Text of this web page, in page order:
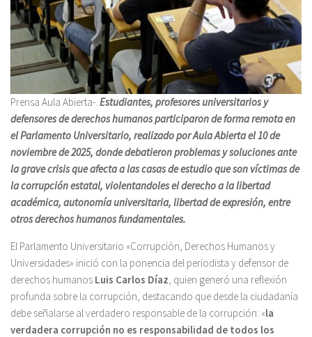
Prensa Aula Abierta-. Estudiantes, profesores universitarios y
defensores de derechos humanos participaron de forma remota en
el Parlamento Universitario, realizado por Aula Abierta el 10 de
noviembre de 2025, donde debatieron problemas y soluciones ante
la grave crisis que afecta a las casas de estudio que son víctimas de
la corrupción estatal, violentandoles el derecho a la libertad
académica, autonomía universitaria, libertad de expresión, entre
otros derechos humanos fundamentales.
El Parlamento Universitario «Corrupción, Derechos Humanos y
Universidades» inició con la ponencia del periodista y defensor de
derechos humanos Luis Carlos Díaz, quien generó una reflexión
profunda sobre la corrupción, destacando que desde la ciudadanía
debe señalarse al verdadero responsable de la corrupción: «la
verdadera corrupción no es responsabilidad de todos los